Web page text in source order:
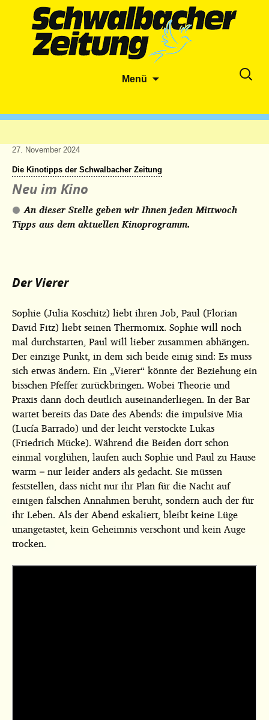
Menü
Suche
27. November 2024
Die Kinotipps der Schwalbacher Zeitung
Neu im Kino
An dieser Stelle geben wir Ihnen jeden Mittwoch
Tipps aus dem aktuellen Kinoprogramm.
Der Vierer
Sophie (Julia Koschitz) liebt ihren Job, Paul (Florian
David Fitz) liebt seinen Thermomix. Sophie will noch
mal durchstarten, Paul will lieber zusammen abhängen.
Der einzige Punkt, in dem sich beide einig sind: Es muss
sich etwas ändern. Ein „Vierer“ könnte der Beziehung ein
bisschen Pfeffer zurückbringen. Wobei Theorie und
Praxis dann doch deutlich auseinanderliegen. In der Bar
wartet bereits das Date des Abends: die impulsive Mia
(Lucía Barrado) und der leicht verstockte Lukas
(Friedrich Mücke). Während die Beiden dort schon
einmal vorglühen, laufen auch Sophie und Paul zu Hause
warm – nur leider anders als gedacht. Sie müssen
feststellen, dass nicht nur ihr Plan für die Nacht auf
einigen falschen Annahmen beruht, sondern auch der für
ihr Leben. Als der Abend eskaliert, bleibt keine Lüge
unangetastet, kein Geheimnis verschont und kein Auge
trocken.